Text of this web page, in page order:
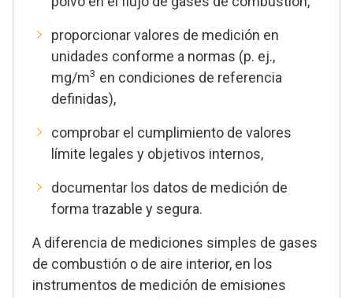
proporcionar valores de medición en
unidades conforme a normas (p. ej.,
mg/m3 en condiciones de referencia
definidas),
comprobar el cumplimiento de valores
límite legales y objetivos internos,
documentar los datos de medición de
forma trazable y segura.
A diferencia de mediciones simples de gases
de combustión o de aire interior, en los
instrumentos de medición de emisiones